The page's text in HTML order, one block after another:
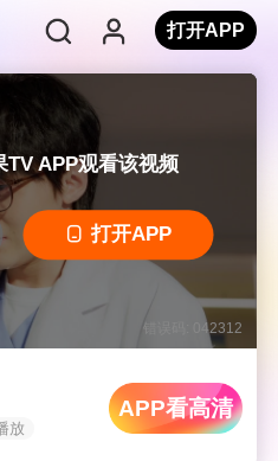
打开APP
APP观看该视频
打开APP
错误码: 042312
放
APP看高清